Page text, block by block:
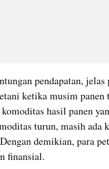
pendapatan,
ketika musim panen
hasil panen
turun, masih ada
demikian, para
finansial.